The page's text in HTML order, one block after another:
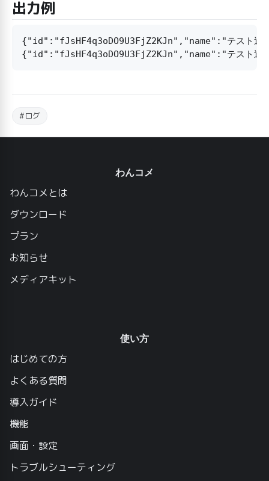
出力例
{"id":"fJsHF4q3oDO9U3FjZ2KJn","name":"テス
#ログ
わんコメ
わんコメとは
ダウンロード
プラン
お知らせ
メディアキット
使い方
はじめての方
よくある質問
導入ガイド
機能
画面・設定
トラブルシューティング